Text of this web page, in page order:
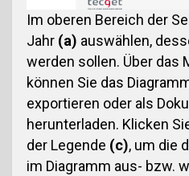
Im oberen Bereich der
Jahr (a) auswählen,
werden sollen. Über das
können Sie das
exportieren oder als
herunterladen. Klicken
der Legende (c), um die
im Diagramm aus- bzw.